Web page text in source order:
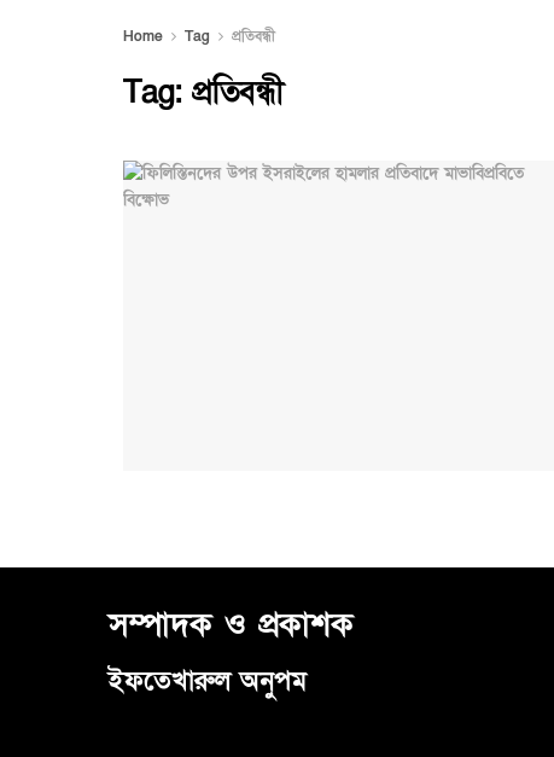
Home Tag প্রতিবন্ধী
Tag:প্রতিবন্ধী
সম্পাদক ও প্রকাশক
ইফতেখারুল অনুপম